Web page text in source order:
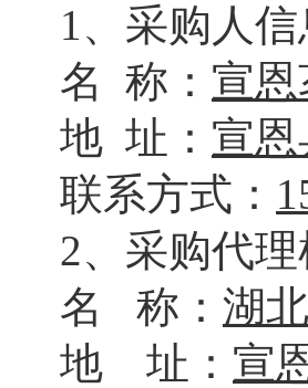
1、采购人信
名
称： 宣
地 址： 宣
联系方式：
2、采购代
名
称： 湖
地 址： 宣